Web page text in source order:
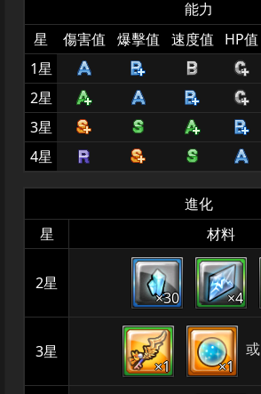
能力
星
傷害值 爆擊值 速度值 HP值
1星
2星
3星
4星
進化
星
材料
2星
×30 ×4
3星
×1 ×1
或